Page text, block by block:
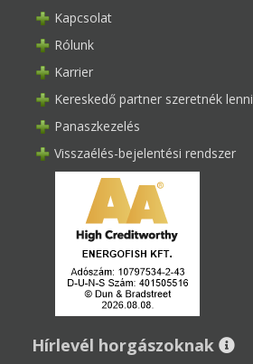
Kapcsolat
Rólunk
Karrier
Kereskedő partner szeretnék lenni
Panaszkezelés
Visszaélés-bejelentési rendszer
Hírlevél horgászoknak